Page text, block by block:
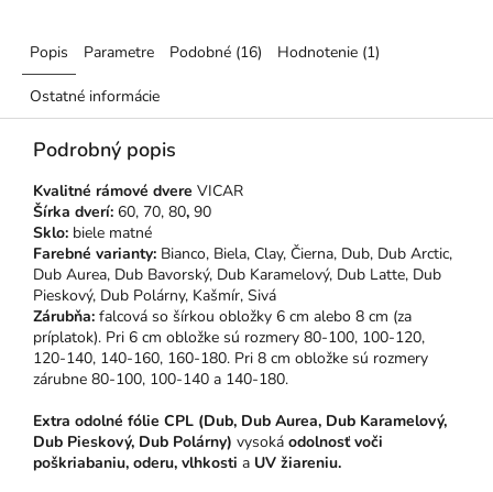
Popis Parametre Podobné (16) Hodnotenie (1)
Ostatné informácie
Podrobný popis
Kvalitné rámové dvere VICAR
Šírka dverí: 60, 70, 80, 90
Sklo: biele matné
Farebné varianty: Bianco, Biela, Clay, Čierna, Dub, Dub Arctic,
Dub Aurea, Dub Bavorský, Dub Karamelový, Dub Latte, Dub
Pieskový, Dub Polárny, Kašmír, Sivá
Zárubňa: falcová so šírkou obložky 6 cm alebo 8 cm (za
príplatok). Pri 6 cm obložke sú rozmery 80-100, 100-120,
120-140, 140-160, 160-180. Pri 8 cm obložke sú rozmery
zárubne 80-100, 100-140 a 140-180.
Extra odolné fólie CPL (Dub, Dub Aurea, Dub Karamelový,
Dub Pieskový, Dub Polárny) vysoká odolnosť voči
poškriabaniu, oderu, vlhkosti a UV žiareniu.